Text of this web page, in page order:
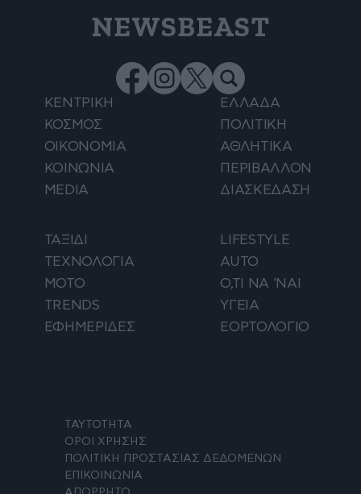
NEWSBEAST
ΚΕΝΤΡΙΚΗ
ΕΛΛΑΔΑ
ΚΟΣΜΟΣ
ΠΟΛΙΤΙΚΗ
ΟΙΚΟΝΟΜΙΑ
ΑΘΛΗΤΙΚΑ
ΚΟΙΝΩΝΙΑ
ΠΕΡΙΒΑΛΛΟΝ
MEDIA
ΔΙΑΣΚΕΔΑΣΗ
ΤΑΞΙΔΙ
LIFESTYLE
ΤΕΧΝΟΛΟΓΙΑ
AUTO
ΜΟΤΟ
Ο,ΤΙ ΝΑ 'ΝΑΙ
TRENDS
ΥΓΕΙΑ
ΕΦΗΜΕΡΙΔΕΣ
ΕΟΡΤΟΛΟΓΙΟ
ΤΑΥΤΟΤΗΤΑ
ΟΡΟΙ ΧΡΗΣΗΣ
ΠΟΛΙΤΙΚΗ ΠΡΟΣΤΑΣΙΑΣ ΔΕΔΟΜΕΝΩΝ
ΕΠΙΚΟΙΝΩΝΙΑ